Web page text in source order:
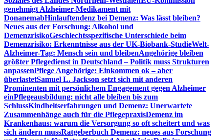
genehmigt Alzheimer-Medikament mit
DonanemabHinlauftendenz bei Demenz: Was lässt bleiben?
Neues aus der Forschung: Alkohol und
DemenzrisikoGeschlechtsspezifische Unterschiede beim
Demenzrisiko: Erkenntnisse aus der UK-Biobank-StudieWelt-
Alzheimer-Tag: Mensch sein und bleibenAngehörige bleiben
größter Pflegedienst in Deutschland – Politik muss Strukturen
anpassenPflege Angehörige: Einkommen ok – aber
überlastetSamuel L. Jackson setzt sich mit anderen
Prominenten mit persönlichem Engagement gegen Alzheimer
einPflegeausbildung: nicht alle bleiben bis zum
SchlussKindheitserfahrungen und Demenz: Unerwartete
Zusammenhänge auch für die PflegepraxisDemenz im
Krankenhaus: warum die Versorgung so oft scheitert und was
sich ändern mussRatgeberbuch Demenz: neues aus Forschung